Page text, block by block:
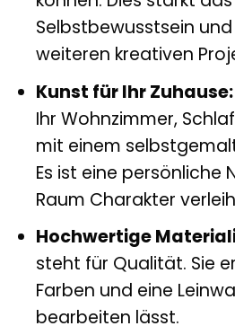
Selbstbewusstsein
weiteren kreativen
Kunst für Ihr Zuhause:
Ihr Wohnzimmer,
mit einem
Es ist eine persönliche
Raum Charakter
Hochwertige
steht für Qualität. Sie
Farben und eine
bearbeiten lässt.